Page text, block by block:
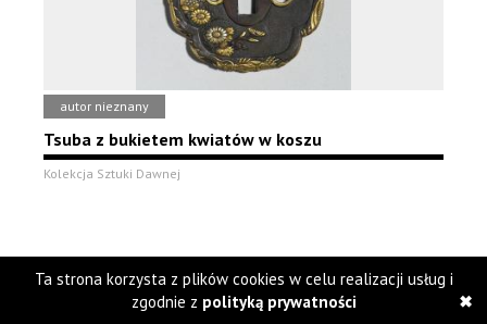
autor nieznany
Tsuba z bukietem kwiatów w koszu
Kolekcja Sztuki Dawnej
Ta strona korzysta z plików cookies w celu realizacji usług i
zgodnie z polityką prywatności